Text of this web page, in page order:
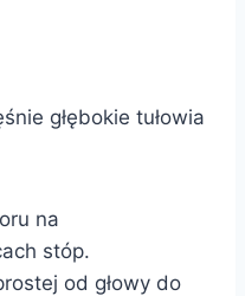
głębokie tułowia
na
stóp.
od głowy do